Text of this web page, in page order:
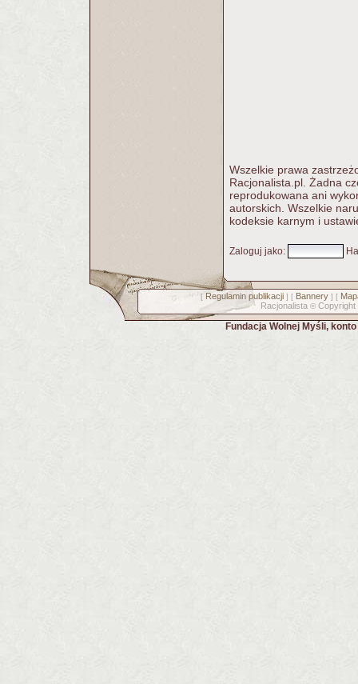
Wszelkie prawa
Racjonalista.pl. Żadna
reprodukowana ani
autorskich. Wszelkie
kodeksie karnym i
Zaloguj jako:
[ Regulamin publikacji] [ Bannery] [
Racjonalista © Copyright
Fundacja Wolnej Myśli,